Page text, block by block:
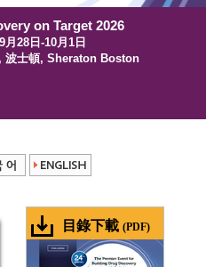
on Target 2026
月28日-10月1日
波士頓, Sheraton Boston
目錄下載 (PDF)